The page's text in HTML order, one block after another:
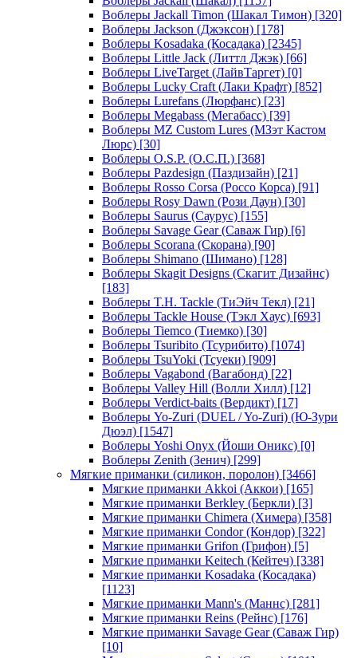
Воблеры Jackall Timon (Шакал Тимон) [320]
Воблеры Jackson (Джэксон) [178]
Воблеры Kosadaka (Косадака) [2345]
Воблеры Little Jack (Литтл Джэк) [66]
Воблеры LiveTarget (ЛайвТаргет) [0]
Воблеры Lucky Craft (Лаки Крафт) [852]
Воблеры Lurefans (Люрфанс) [23]
Воблеры Megabass (Мегабасс) [39]
Воблеры MZ Custom Lures (МЗэт Кастом
Люрс) [30]
Воблеры O.S.P. (О.С.П.) [368]
Воблеры Pazdesign (Паздизайн) [21]
Воблеры Rosso Corsa (Россо Корса) [91]
Воблеры Rosy Dawn (Рози Даун) [30]
Воблеры Saurus (Саурус) [155]
Воблеры Savage Gear (Саваж Гир) [6]
Воблеры Scorana (Скорана) [90]
Воблеры Shimano (Шимано) [128]
Воблеры Skagit Designs (Скагит Дизайнс)
[183]
Воблеры T.H. Tackle (ТиЭйч Текл) [21]
Воблеры Tackle House (Тэкл Хаус) [693]
Воблеры Tiemco (Тиемко) [30]
Воблеры Tsuribito (Тсурибито) [1074]
Воблеры TsuYoki (Тсуеки) [909]
Воблеры Vagabond (Вагабонд) [22]
Воблеры Valley Hill (Волли Хилл) [12]
Воблеры Verdict-baits (Вердикт) [17]
Воблеры Yo-Zuri (DUEL / Yo-Zuri) (Ю-Зури
Дюэл) [1547]
Воблеры Yoshi Onyx (Йоши Оникс) [0]
Воблеры Zenith (Зенич) [299]
Мягкие приманки (силикон, поролон) [3466]
Мягкие приманки Akkoi (Аккои) [165]
Мягкие приманки Berkley (Беркли) [3]
Мягкие приманки Chimera (Химера) [358]
Мягкие приманки Condor (Кондор) [322]
Мягкие приманки Grifon (Грифон) [5]
Мягкие приманки Keitech (Кейтеч) [338]
Мягкие приманки Kosadaka (Косадака)
[1123]
Мягкие приманки Mann's (Маннс) [281]
Мягкие приманки Reins (Рейнс) [176]
Мягкие приманки Savage Gear (Саваж Гир)
[10]